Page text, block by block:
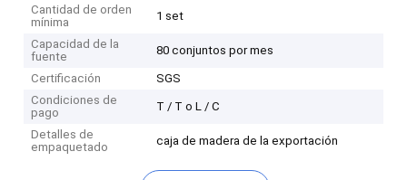
Cantidad de orden
mínima
1 set
Capacidad de la
fuente
80 conjuntos por mes
Certificación
SGS
Condiciones de
pago
T / T o L / C
Detalles de
empaquetado
caja de madera de la exportación